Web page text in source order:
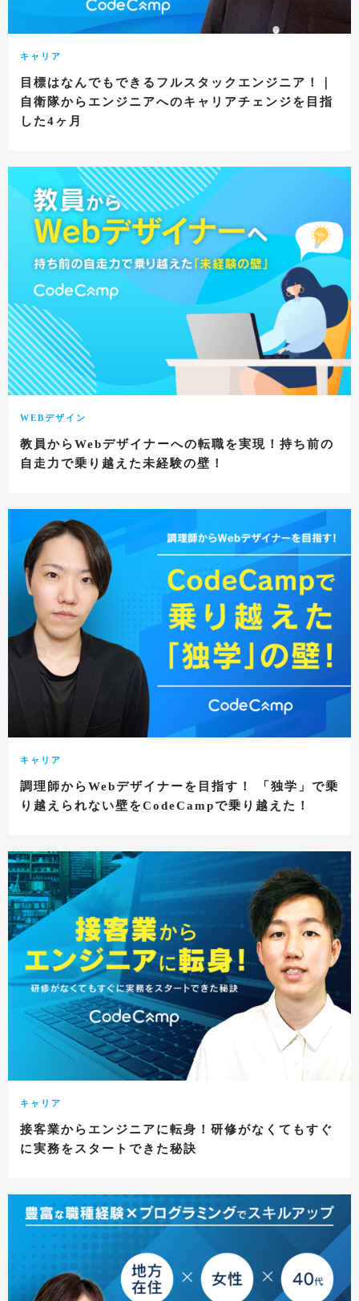
キャリア
目標はなんでもできるフルスタックエンジニア！｜
自衛隊からエンジニアへのキャリアチェンジを目指
した4ヶ月
WEBデザイン
教員からWebデザイナーへの転職を実現！持ち前の
自走力で乗り越えた未経験の壁！
キャリア
調理師からWebデザイナーを目指す！ 「独学」で乗
り越えられない壁をCodeCampで乗り越えた！
キャリア
接客業からエンジニアに転身！研修がなくてもすぐ
に実務をスタートできた秘訣